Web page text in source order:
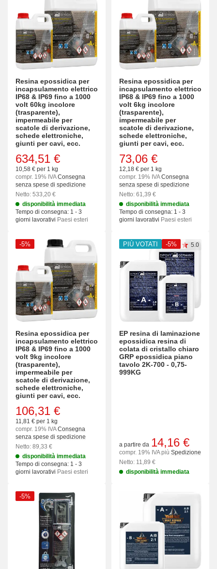
Resina epossidica per
incapsulamento elettrico
IP68 & IP69 fino a 1000
volt 60kg incolore
(trasparente),
impermeabile per
scatole di derivazione,
schede elettroniche,
giunti per cavi, ecc.
634,51 €
10,58 € per 1 kg
compr. 19% IVAConsegna
senza spese di spedizione
Netto: 533,20 €
disponibilità immediata
Tempo di consegna: 1 - 3
giorni lavorativi Paesi esteri
Resina epossidica per
incapsulamento elettrico
IP68 & IP69 fino a 1000
volt 6kg incolore
(trasparente),
impermeabile per
scatole di derivazione,
schede elettroniche,
giunti per cavi, ecc.
73,06 €
12,18 € per 1 kg
compr. 19% IVAConsegna
senza spese di spedizione
Netto: 61,39 €
disponibilità immediata
Tempo di consegna: 1 - 3
giorni lavorativi Paesi esteri
-5%
Resina epossidica per
incapsulamento elettrico
IP68 & IP69 fino a 1000
volt 9kg incolore
(trasparente),
impermeabile per
scatole di derivazione,
schede elettroniche,
giunti per cavi, ecc.
106,31 €
11,81 € per 1 kg
compr. 19% IVAConsegna
senza spese di spedizione
Netto: 89,33 €
disponibilità immediata
Tempo di consegna: 1 - 3
giorni lavorativi Paesi esteri
PIÙ VOTATI -5% 5.0
EP resina di laminazione
epossidica resina di
colata di cristallo chiaro
GRP epossidica piano
tavolo 2K-700 - 0,75-
999KG
a partire da 14,16 €
compr. 19% IVA più Spedizione
Netto: 11,89 €
disponibilità immediata
-5%